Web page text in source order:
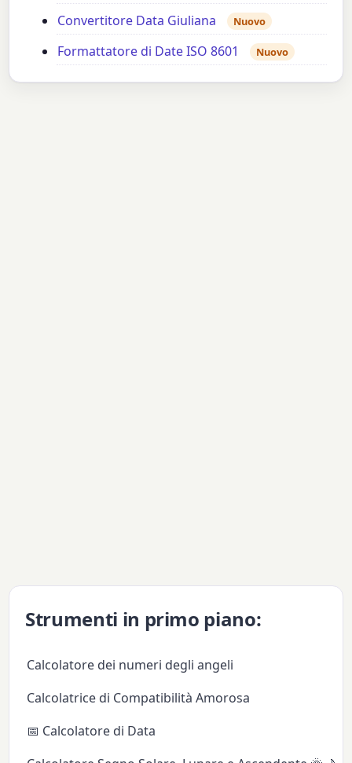
Convertitore Data Giuliana Nuovo
Formattatore di Date ISO 8601 Nuovo
Strumenti in primo piano:
Calcolatore dei numeri degli angeli
Calcolatrice di Compatibilità Amorosa
📅 Calcolatore di Data